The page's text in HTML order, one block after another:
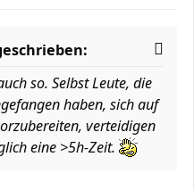
so. Selbst Leute, die
haben, sich auf
verteidigen
eine >5h-Zeit.